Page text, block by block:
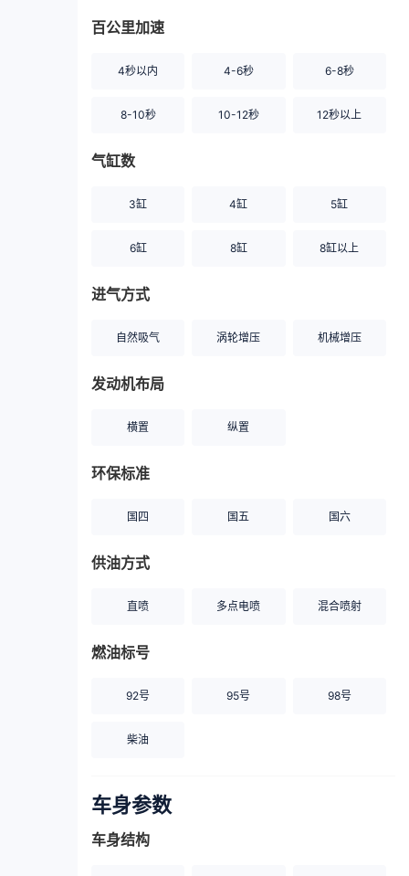
百公里加速
4秒以内 4-6秒 6-8秒
8-10秒 10-12秒 12秒以上
气缸数
3缸 4缸 5缸
6缸 8缸 8缸以上
进气方式
自然吸气 涡轮增压 机械增压
发动机布局
横置 纵置
环保标准
国四 国五 国六
供油方式
直喷 多点电喷 混合喷射
燃油标号
92号 95号 98号
柴油
车身参数
车身结构